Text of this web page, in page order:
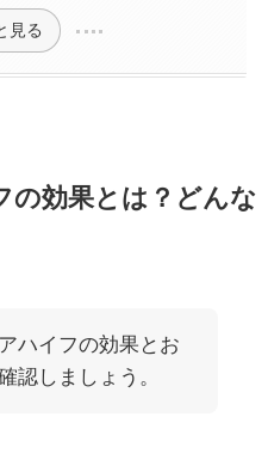
見る
の効果とは？どんな
ハイフの効果とお
認しましょう。